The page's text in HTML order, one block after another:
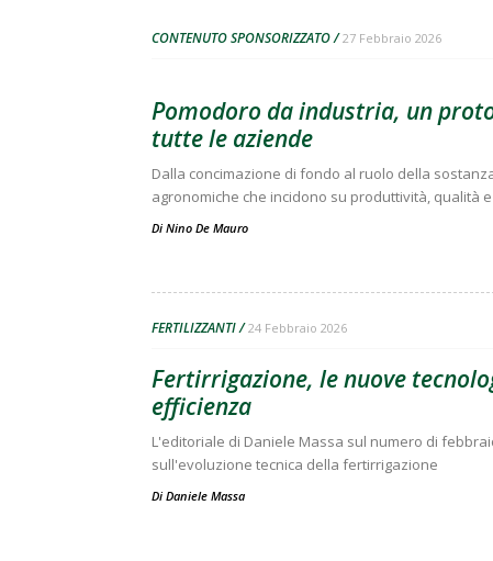
CONTENUTO SPONSORIZZATO 27 Febbraio 2026
Pomodoro da industria, un
tutte le aziende
Dalla concimazione di fondo al ruolo della
agronomiche che incidono su produttività, qualità
Di Nino De Mauro
FERTILIZZANTI 24 Febbraio 2026
Fertirrigazione, le nuove
efficienza
L'editoriale di Daniele Massa sul numero di
sull'evoluzione tecnica della fertirrigazione
Di Daniele Massa